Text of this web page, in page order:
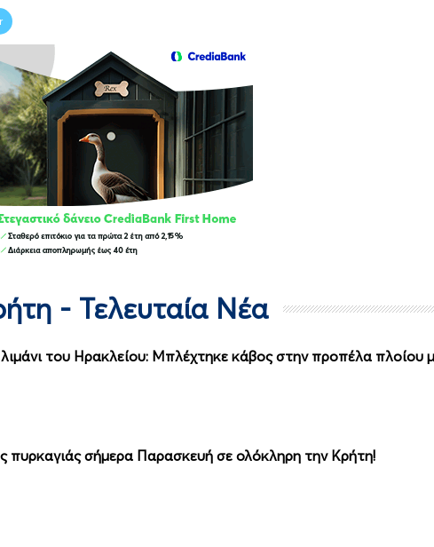
- Τελευταία Νέα
του Ηρακλείου: Μπλέχτηκε κάβος στην προπέλα πλοίου
πυρκαγιάς σήμερα Παρασκευή σε ολόκληρη την Κρήτη!